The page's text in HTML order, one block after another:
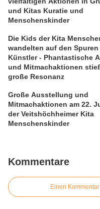
und Kitas Kuratie und
Menschenskinder
Die Kids der Kita
wandelten auf den
Künstler - Phantastische
und Mitmachaktionen
große Resonanz
Große Ausstellung und
Mitmachaktionen am 22.
der Veitshöchheimer Kita
Menschenskinder
Kommentare
Einen